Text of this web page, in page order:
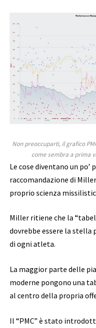
Non preoccuparti, il grafico
come sembra a prima
Le cose diventano un po’
raccomandazione di
proprio scienza
Miller ritiene che la
dovrebbe essere la
di ogni atleta.
La maggior parte delle
moderne pongono una
al centro della propria
Il “PMC” è stato